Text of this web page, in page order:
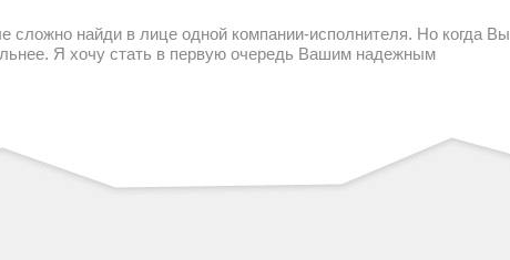
сложно найди в лице одной компании-исполнителя. Но когда Вы
Я хочу стать в первую очередь Вашим надежным